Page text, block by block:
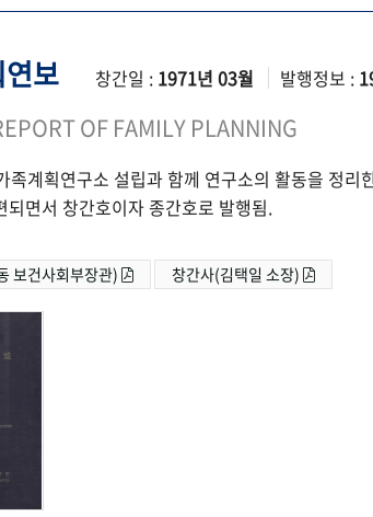
보 창간일 : 1971년 03월 발행정보 :
OF FAMILY PLANNING
족계획연구소 설립과 함께 연구소의 활동을 정
되면서 창간호이자 종간호로 발행됨.
보건사회부장관) 창간사(김택일 소장)